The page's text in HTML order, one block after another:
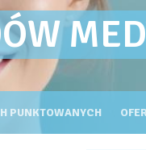
OG
PUNKTOWANYCH